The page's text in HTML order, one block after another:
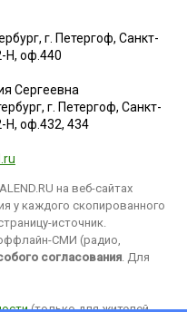
г. Петергоф, Санкт-
Н, оф.440
Сергеевна
г. Петергоф, Санкт-
Н, оф.432, 434
на веб-сайтах
у каждого скопированного
источник.
СМИ (радио,
согласования. Для
(только для жителей